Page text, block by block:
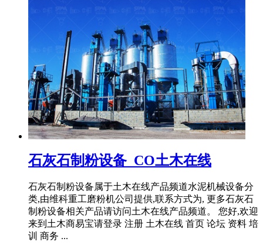
石灰石制粉设备_CO土木在线
石灰石制粉设备属于土木在线产品频道水泥机械设备分
类,由维科重工磨粉机公司提供,联系方式为, 更多石灰石
制粉设备相关产品请访问土木在线产品频道。 您好,欢迎
来到土木商易宝请登录 注册 土木在线 首页 论坛 资料 培
训 商务 ...